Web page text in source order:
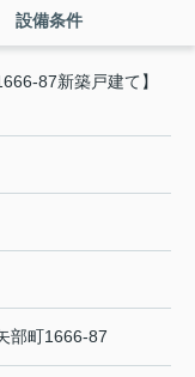
設備条件
87新築戸建て】
部町1666-87